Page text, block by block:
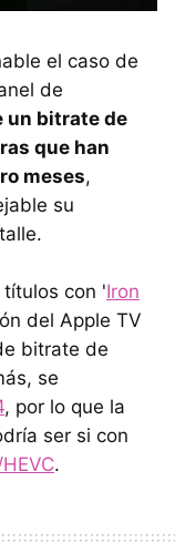
el caso de
de
un bitrate de
que han
meses,
su
títulos con 'Iron
del Apple TV
bitrate de
se
, por lo que la
ser si con
.